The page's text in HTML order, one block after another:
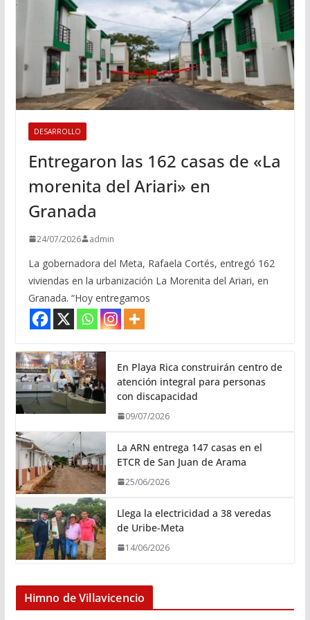
DESARROLLO
Entregaron las 162 casas de «La
morenita del Ariari» en
Granada
24/07/2026 admin
La gobernadora del Meta, Rafaela Cortés, entregó 162
viviendas en la urbanización La Morenita del Ariari, en
Granada. “Hoy entregamos
En Playa Rica construirán centro de
atención integral para personas
con discapacidad
09/07/2026
La ARN entrega 147 casas en el
ETCR de San Juan de Arama
25/06/2026
Llega la electricidad a 38 veredas
de Uribe-Meta
14/06/2026
Himno de Villavicencio